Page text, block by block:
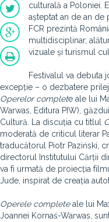
culturală a Poloniei.
așteptat an de an de
FCR prezintă
multidisciplinar,
vizuale și turismul
Festivalul va debuta
excepție – o dezbatere
Operelor complete ale lui
Warwas, Editura PIW),
Cultură. La discuția cu titlul
moderată de criticul literar
traducătorul Piotr Paziński,
directorul Institutului Cărții
va fi urmată de proiecția
Jude, inspirat de creația
Operele completeale lui
Joannei Kornaś-Warwas,